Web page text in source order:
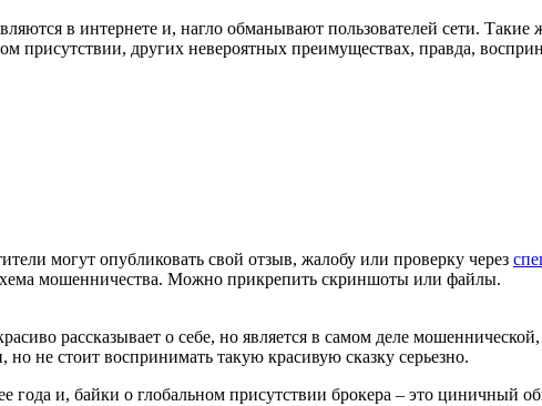
в интернете и, нагло обманывают пользователей сети.
присутствии, других невероятных преимуществах, правда,
могут опубликовать свой отзыв, жалобу или проверку через
мошенничества. Можно прикрепить скриншоты или файлы.
рассказывает о себе, но является в самом деле
не стоит воспринимать такую красивую сказку серьезно.
года и, байки о глобальном присутствии брокера – это